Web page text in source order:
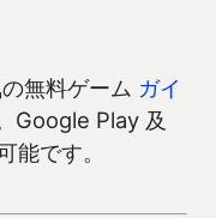
無料ゲーム ガイ
Google Play 及
です。